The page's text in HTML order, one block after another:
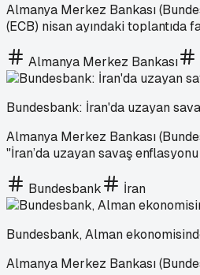
Almanya Merkez Bankası
(ECB) nisan ayındaki toplantıda
Almanya Merkez Bankası
Bundesbank: İran'da uzayan
Almanya Merkez Bankası
"İran’da uzayan savaş
Bundesbank İran
Bundesbank, Alman
Almanya Merkez Bankası